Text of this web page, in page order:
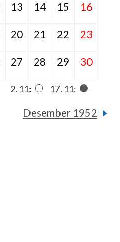
13 14 15 16
20 21 22 23
27 28 29 30
2. 11: 17. 11:
Desember 1952